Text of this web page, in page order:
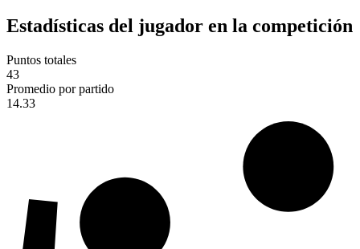
Estadísticas del jugador en la competición
Puntos totales
43
Promedio por partido
14.33